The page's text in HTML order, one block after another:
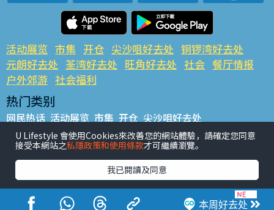
本周好去处
活动展览 市集 开仓 尖沙咀好去处 铜锣湾好去处
元朗好去处 荃湾好去处 旺角好去处 社会 餐厅情报
户外郊游 社会福利
热门类别
网民热话 活动展览 市集 开仓 尖沙咀好去处
铜锣湾好去处 元朗好去处 荃湾好去处 旺角好去处 社会
餐厅情报 户外郊游
热门标签
#UGO揾好去处 #人气活动推介 #美食社群热话
#亲子玩乐好去处
#ULifestyle应用程式
#限时抢
U Lifestyle 會使用Cookies來改善您的網站體驗，請確定您同意
接受本網站之私隱政策和使用條款才可繼續瀏覽。
我已閱讀及同意